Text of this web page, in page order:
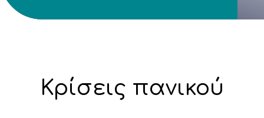
Κρίσεις πανικού